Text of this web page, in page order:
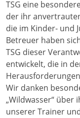
TSG eine
der ihr
die im Kinder- und
Betreuer haben
TSG dieser
entwickelt, die in
Wir danken
„Wildwasser“ über
unserer Trainer